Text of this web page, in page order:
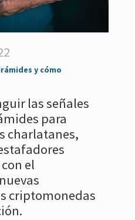
y cómo
las señales
para
charlatanes,
el
criptomonedas